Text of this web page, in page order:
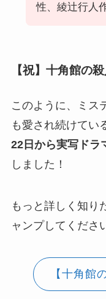
性、綾辻行人
【祝】十角館の
このように、ミス
も愛され続けてい
22日から実写ドラ
しました！
もっと詳しく知り
ャンプしてくださ
【十角館